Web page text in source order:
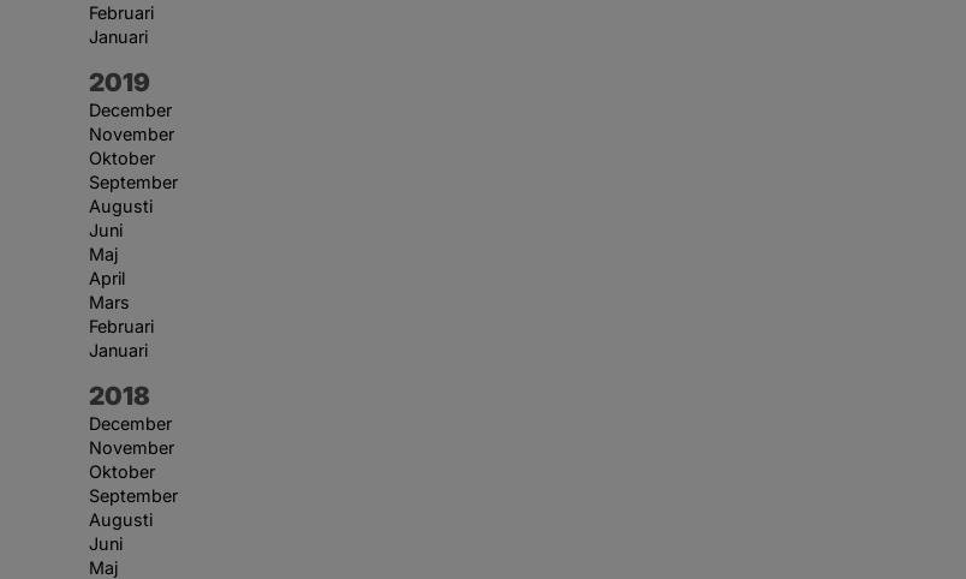
Februari
Januari
År:
2019
December
November
Oktober
September
Augusti
Juni
Maj
April
Mars
Februari
Januari
År:
2018
December
November
Oktober
September
Augusti
Juni
Maj